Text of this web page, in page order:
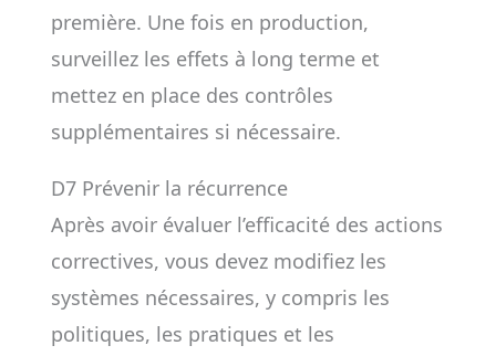
première. Une fois en production,
surveillez les effets à long terme et
mettez en place des contrôles
supplémentaires si nécessaire.
D7 Prévenir la récurrence
Après avoir évaluer l’efficacité des actions
correctives, vous devez modifiez les
systèmes nécessaires, y compris les
politiques, les pratiques et les